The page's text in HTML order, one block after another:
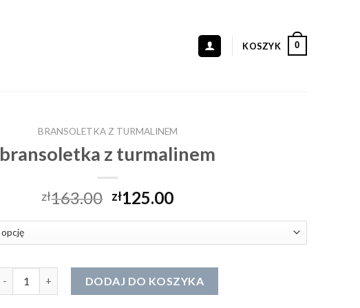
KOSZYK 0
BRANSOLETKA Z TURMALINEM
bransoletka z turmalinem
zł163.00 zł125.00
DODAJ DO KOSZYKA